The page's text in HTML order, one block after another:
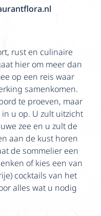
rust en culinaire
hier om meer dan
op een reis waar
samenkomen.
te proeven, maar
u op. U zult uitzicht
zee en u zult de
aan de kust horen
de sommelier een
of kies een van
cocktails van het
alles wat u nodig